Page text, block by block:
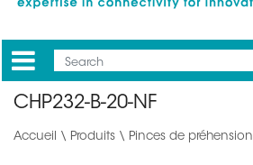
Mobile
Main
CHP232-B-20-NF
Accueil \ Produits \ Pinces de préhension